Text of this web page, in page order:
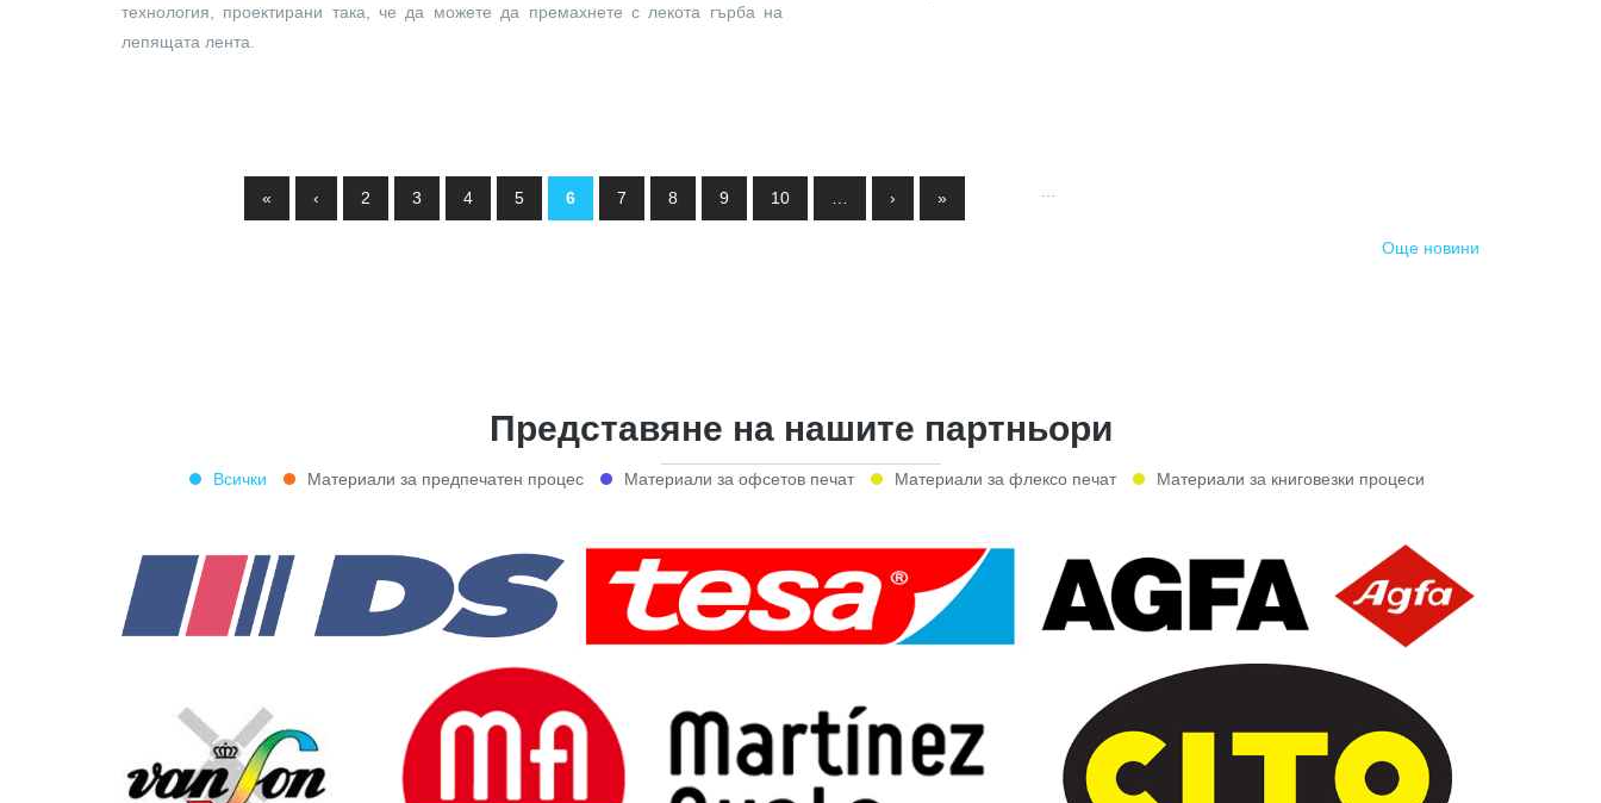
технология, проектирани така, че да можете да премахнете с лекота гърба на
лепящата лента.
« ‹ …
2 3 4 5 6 7 8 9 10 … › »
Още новини
Представяне на нашите партньори
Всички Материали за предпечатен процес Материали за офсетов печат Материали за флексо печат Материали за книговезки процеси